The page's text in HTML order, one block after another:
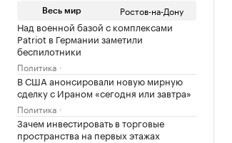
Весь мир Ростов-на-Дону
Над военной базой с комплексами
Patriot в Германии заметили
беспилотники
Политика
В США анонсировали новую мирную
сделку с Ираном «сегодня или завтра»
Политика
Зачем инвестировать в торговые
пространства на первых этажах